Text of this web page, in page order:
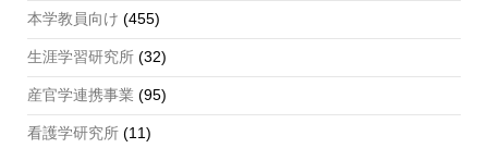
本学教員向け (455)
生涯学習研究所 (32)
産官学連携事業 (95)
看護学研究所 (11)